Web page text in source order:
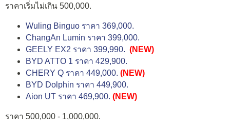
ราคาเริ่มไม่เกิน 500,000.
Wuling Binguo ราคา 369,000.
ChangAn Lumin ราคา 399,000.
GEELY EX2 ราคา 399,990. (NEW)
BYD ATTO 1 ราคา 429,900.
CHERY Q ราคา 449,000. (NEW)
BYD Dolphin ราคา 449,900.
Aion UT ราคา 469,900. (NEW)
ราคา 500,000 - 1,000,000.